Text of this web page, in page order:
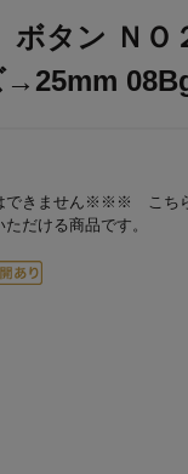
ボタン Ｎ
きません※※※ こちら
だける商品です。